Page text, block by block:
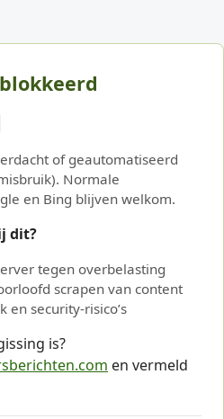
of geautomatiseerd
Normale
en Bing blijven welkom.
dit?
tegen overbelasting
scrapen van content
en security-risico’s
is?
en vermeld